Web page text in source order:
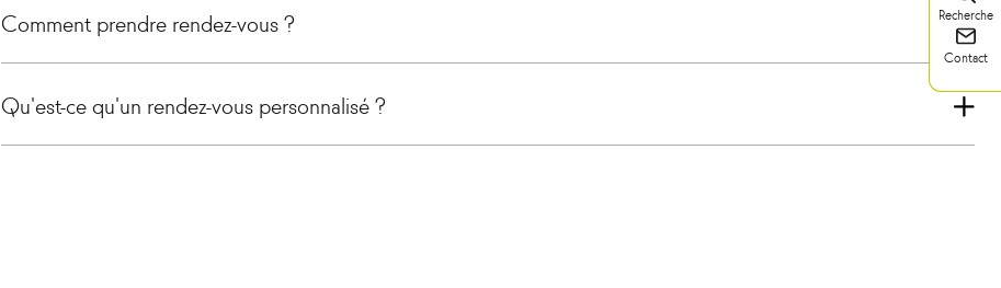
Comment prendre rendez-vous ?
Qu'est-ce qu'un rendez-vous personnalisé ?
Recherche
Contact